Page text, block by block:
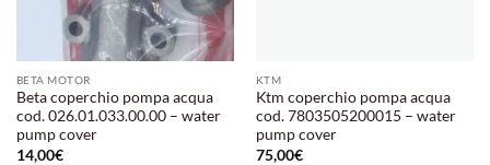
BETA MOTOR
Beta coperchio pompa acqua
cod. 026.01.033.00.00 – water
pump cover
14,00€
KTM
Ktm coperchio pompa acqua
cod. 7803505200015 – water
pump cover
75,00€